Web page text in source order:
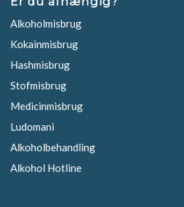
Alkoholmisbrug
Kokainmisbrug
Hashmisbrug
Stofmisbrug
Medicinmisbrug
Ludomani
Alkoholbehandling
Alkohol Hotline